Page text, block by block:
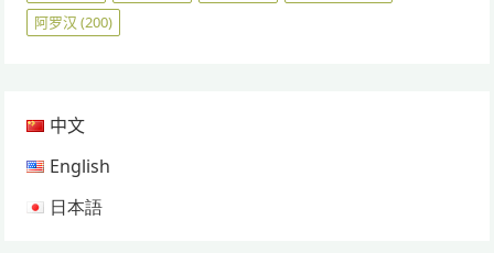
阿罗汉 (200)
中文
English
日本語